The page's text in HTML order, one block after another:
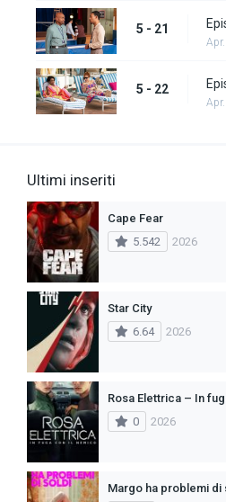
5 - 21
5 - 22
Ultimi inseriti
Cape Fear
5.542
2026
Star City
6.64
2026
Rosa Elettrica – In
0
2026
Margo ha problemi di